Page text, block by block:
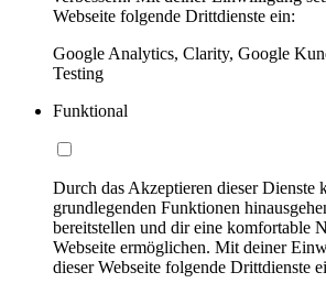
Webseite folgende Drittdienste ein:
Google Analytics, Clarity, Google
Testing
Funktional
Durch das Akzeptieren dieser Dienste
grundlegenden Funktionen
bereitstellen und dir eine komfortable
Webseite ermöglichen. Mit deiner
dieser Webseite folgende Drittdienste